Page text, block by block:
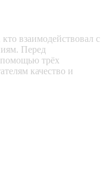
взаимодействовал с
Перед
трёх
качество и